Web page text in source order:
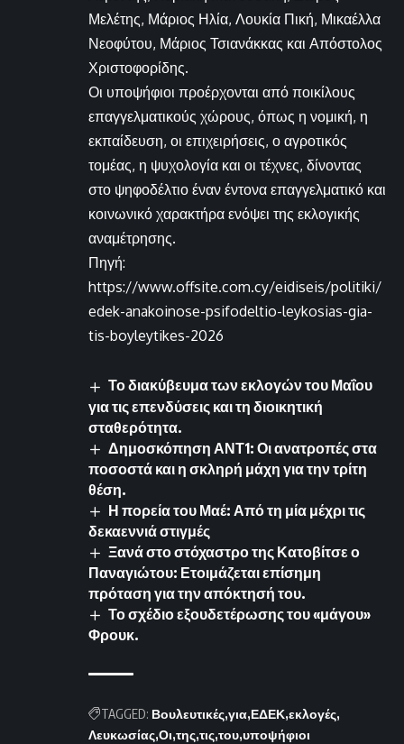
Μελέτης, Μάριος Ηλία, Λουκία Πική, Μικαέλλα
Νεοφύτου, Μάριος Τσιανάκκας και Απόστολος
Χριστοφορίδης.
Οι υποψήφιοι προέρχονται από ποικίλους
επαγγελματικούς χώρους, όπως η νομική, η
εκπαίδευση, οι επιχειρήσεις, ο αγροτικός
τομέας, η ψυχολογία και οι τέχνες, δίνοντας
στο ψηφοδέλτιο έναν έντονα επαγγελματικό και
κοινωνικό χαρακτήρα ενόψει της εκλογικής
αναμέτρησης.
Πηγή:
https://www.offsite.com.cy/eidiseis/politiki/
edek-anakoinose-psifodeltio-leykosias-gia-
tis-boyleytikes-2026
Το διακύβευμα των εκλογών του Μαΐου
για τις επενδύσεις και τη διοικητική
σταθερότητα.
Δημοσκόπηση ΑΝΤ1: Οι ανατροπές στα
ποσοστά και η σκληρή μάχη για την τρίτη
θέση.
Η πορεία του Μαέ: Από τη μία μέχρι τις
δεκαεννιά στιγμές
Ξανά στο στόχαστρο της Κατοβίτσε ο
Παναγιώτου: Ετοιμάζεται επίσημη
πρόταση για την απόκτησή του.
Το σχέδιο εξουδετέρωσης του «μάγου»
Φρουκ.
TAGGED: Βουλευτικές για ΕΔΕΚ εκλογές
Λευκωσίας Οι της τις του υποψήφιοι